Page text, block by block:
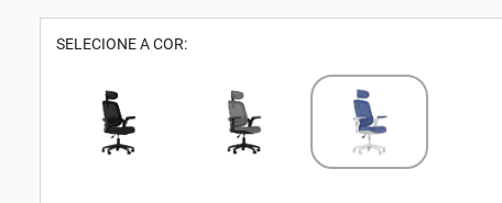
SELECIONE A COR: